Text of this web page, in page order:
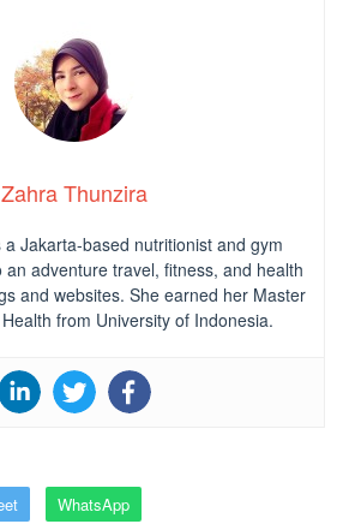
Zahra Thunzira
Jakarta-based nutritionist and gym
an adventure travel, fitness, and health
and websites. She earned her Master
from University of Indonesia.
WhatsApp